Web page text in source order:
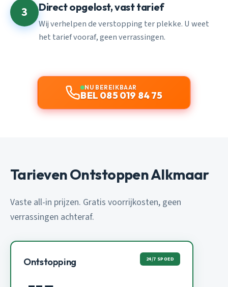
3 Direct opgelost, vast tarief
Wij verhelpen de verstopping ter plekke. U weet
het tarief vooraf, geen verrassingen.
NU BEREIKBAAR
BEL 085 019 84 75
Tarieven Ontstoppen Alkmaar
Vaste all-in prijzen. Gratis voorrijkosten, geen
verrassingen achteraf.
Ontstopping 24/7 SPOED